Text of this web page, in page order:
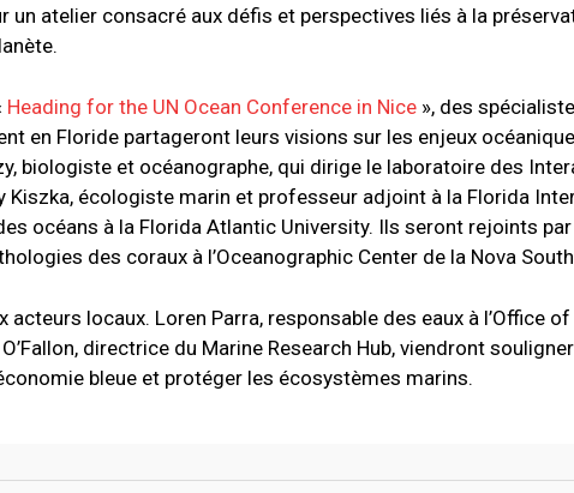
un atelier consacré aux défis et perspectives liés à la
Heading for the UN Ocean Conference in Nice », des
en Floride partageront leurs visions sur les enjeux
biologiste et océanographe, qui dirige le laboratoire des
Kiszka, écologiste marin et professeur adjoint à la Florida
océans à la Florida Atlantic University. Ils seront rejoints par
des coraux à l’Oceanographic Center de la Nova
locaux. Loren Parra, responsable des eaux à l’Office
directrice du Marine Research Hub, viendront
bleue et protéger les écosystèmes marins.